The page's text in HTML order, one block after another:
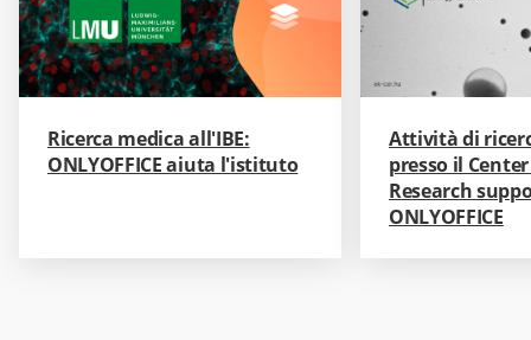
Ricerca medica all'IBE:
ONLYOFFICE aiuta l'istituto
Attività di
presso il
Research
ONLYOFFICE